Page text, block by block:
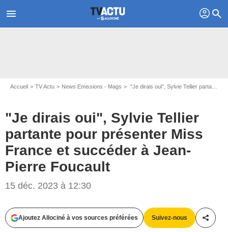
menu profil search
Accueil TV Actu News Emissions - Mags "Je dirais oui", Sylvie Tellier partante pour présenter Miss France et succéder à Jean-Pierre Foucault
"Je dirais oui", Sylvie Tellier
partante pour présenter Miss
France et succéder à Jean-
Pierre Foucault
15 déc. 2023 à 12:30
Ajoutez Allociné à vos sources préférées Suivez-nous